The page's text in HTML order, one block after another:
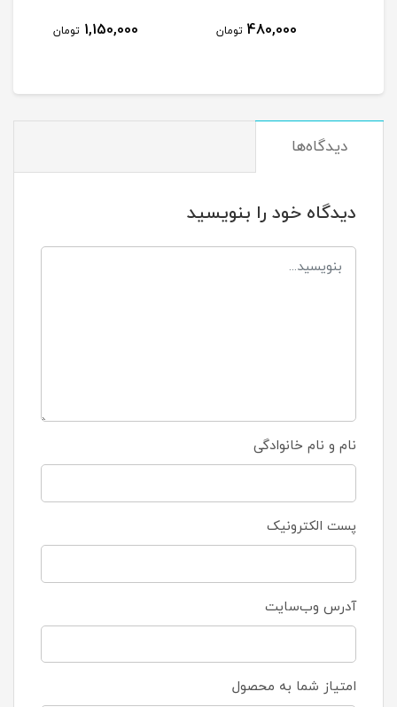
480,000 تومان 1,150,000 تومان
دیدگاه‌ها
دیدگاه خود را بنویسید
نام و نام خانوادگی
پست الکترونیک
آدرس وب‌سایت
امتیاز شما به محصول